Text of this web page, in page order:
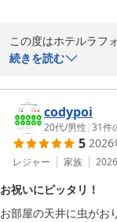
この度はホテルラフ
ございます。
館内の清潔さや快適
しく拝読いたしま
お楽しみいただけた
夕食・朝食につきま
また、周辺の観光も
続きを読む
codypoi
20代/男性 |31件
5 2026
レジャー 家族
お祝いにピッタリ！
お部屋の天井に虫がお